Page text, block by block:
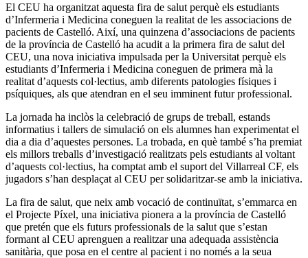
El CEU ha organitzat aquesta fira de salut perquè els estudiants
d’Infermeria i Medicina coneguen la realitat de les associacions de
pacients de Castelló. Així, una quinzena d’associacions de pacients
de la província de Castelló ha acudit a la primera fira de salut del
CEU, una nova iniciativa impulsada per la Universitat perquè els
estudiants d’Infermeria i Medicina coneguen de primera mà la
realitat d’aquests col·lectius, amb diferents patologies físiques i
psíquiques, als que atendran en el seu imminent futur professional.
La jornada ha inclòs la celebració de grups de treball, estands
informatius i tallers de simulació on els alumnes han experimentat el
dia a dia d’aquestes persones. La trobada, en què també s’ha premiat
els millors treballs d’investigació realitzats pels estudiants al voltant
d’aquests col·lectius, ha comptat amb el suport del Villarreal CF, els
jugadors s’han desplaçat al CEU per solidaritzar-se amb la iniciativa.
La fira de salut, que neix amb vocació de continuïtat, s’emmarca en
el Projecte Píxel, una iniciativa pionera a la província de Castelló
que pretén que els futurs professionals de la salut que s’estan
formant al CEU aprenguen a realitzar una adequada assistència
sanitària, que posa en el centre al pacient i no només a la seua